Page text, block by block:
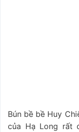
Bún bề bề Huy
của Hạ Long rất